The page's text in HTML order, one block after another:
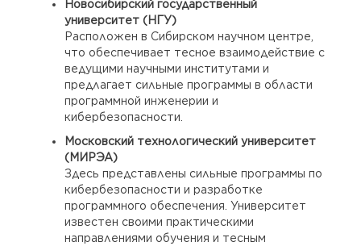
Новосибирский государственный
университет (НГУ)
Расположен в Сибирском научном центре,
что обеспечивает тесное взаимодействие с
ведущими научными институтами и
предлагает сильные программы в области
программной инженерии и
кибербезопасности.
Московский технологический университет
(МИРЭА)
Здесь представлены сильные программы по
кибербезопасности и разработке
программного обеспечения. Университет
известен своими практическими
направлениями обучения и тесным